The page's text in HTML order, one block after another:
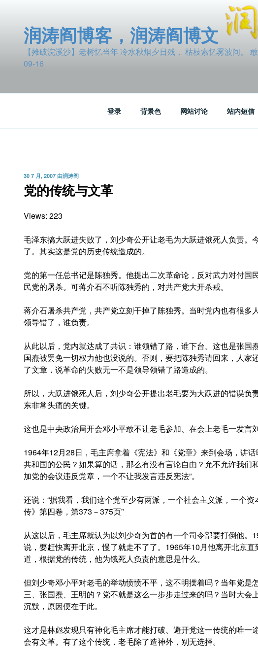
润涛阎博客，润涛阎博文
【摊破浣溪沙】老树忆当年 冷水秋烟夕日残， 枯枝索忆雾波间
09-16
登录 背景色 网站讨论 站内短信
发
布
于
30 7 月, 2007 由润涛阎
党的传统与文革
Views: 223
毛泽东搞大跃进失败了，刘少奇公开让老毛为大跃进饿死人负责。
了。其实这是党的历史传统造成的。
党的第一任总书记是陈独秀。他提出二次革命论，反对武力对付国
民党的屠杀。可蒋介石不听陈独秀的，对共产党大开杀戒。
蒋介石屠杀共产党，共产党立刻干掉了陈独秀。当时党内也有很多
领导错了，谁负责。
从此以后，党内就达成了共识：谁领错了路，谁下台。这也是张国
国焘被罢免一切权力他也没说的。否则，要把陈独秀请回来，人家
了文章，说革命的失败无一不是领导领错了路造成的。
所以，大跃进饿死人后，刘少奇公开提出老毛要为大跃进的错误负
东非常头痛的关键。
这也是中央政治局开会邓小平敢不让老毛参加、在会上老毛一发言
1964年12月28日，毛主席拿着《宪法》和《党章》来到会场，讲
共和国的公民？如果算的话，那么有没有言论自由？允不允许我们
加党的会议违反党章，一个不让我发言违反宪法”。
还说：“据我看，我们这个党至少有两派，一个社会主义派，一个资
传》第四卷，第373－375页”
从这以后，毛主席就认为以刘少奇为首的有一个司令部要打倒他。
说，要赶快离开北京，慢了就走不了了。1965年10月他离开北京
道，根据党的传统，他为饿死人负责的意思是什么。
但刘少奇邓小平对老毛的举动愤愤不平，这不明摆着吗？当年党是
三、张国焘、王明的？党不就是这么一步步走过来的吗？当时大会
沉默，原因便在于此。
这才是林彪发现只有神化毛主席才能打破、避开党这一传统的唯一
会有文革。有了这个传统，老毛除了造神外，别无选择。